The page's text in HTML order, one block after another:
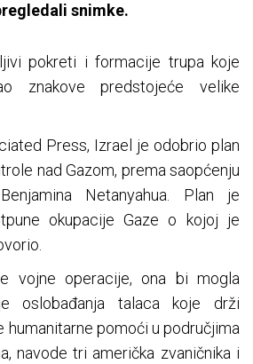
snimke.
pokreti i formacije trupa koje
znakove predstojeće velike
Press, Izrael je odobrio plan
nad Gazom, prema saopćenju
Netanyahua. Plan je
okupacije Gaze o kojoj je
vojne operacije, ona bi mogla
oslobađanja talaca koje drži
humanitarne pomoći u područjima
navode tri američka zvaničnika i